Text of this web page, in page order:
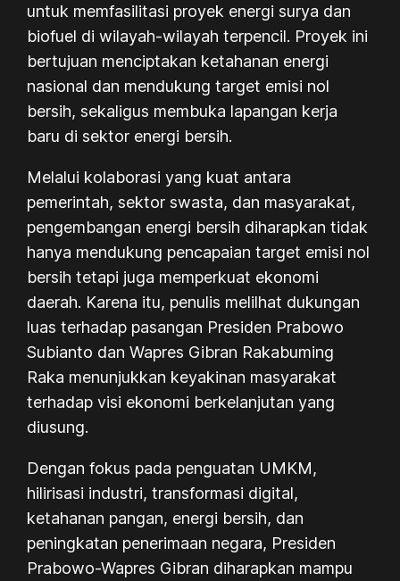
untuk memfasilitasi proyek energi surya dan
biofuel di wilayah-wilayah terpencil. Proyek ini
bertujuan menciptakan ketahanan energi
nasional dan mendukung target emisi nol
bersih, sekaligus membuka lapangan kerja
baru di sektor energi bersih.
Melalui kolaborasi yang kuat antara
pemerintah, sektor swasta, dan masyarakat,
pengembangan energi bersih diharapkan tidak
hanya mendukung pencapaian target emisi nol
bersih tetapi juga memperkuat ekonomi
daerah. Karena itu, penulis melilhat dukungan
luas terhadap pasangan Presiden Prabowo
Subianto dan Wapres Gibran Rakabuming
Raka menunjukkan keyakinan masyarakat
terhadap visi ekonomi berkelanjutan yang
diusung.
Dengan fokus pada penguatan UMKM,
hilirisasi industri, transformasi digital,
ketahanan pangan, energi bersih, dan
peningkatan penerimaan negara, Presiden
Prabowo-Wapres Gibran diharapkan mampu